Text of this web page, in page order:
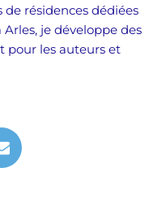
résidences dédiées
je développe des
pour les auteurs et